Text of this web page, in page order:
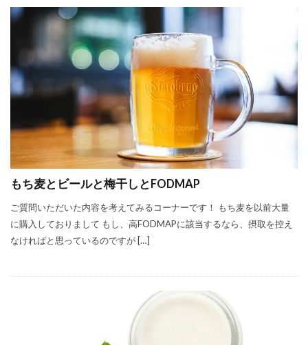
もち麦とビールと梅干しとFODMAP
ご質問いただいた内容を考えてみるコーナーです！ もち麦を以前大量
に購入しておりまして もし、高FODMAPに該当するなら、摂取を控え
なければと思っているのですが […]